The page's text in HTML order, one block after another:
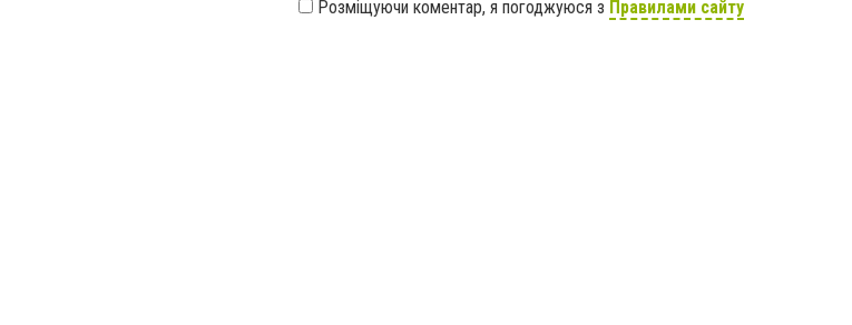
Розміщуючи коментар, я погоджуюся з Правилами сайту